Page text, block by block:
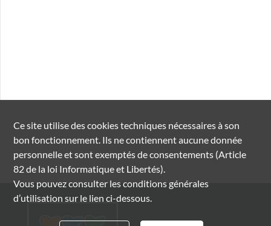
Ce site utilise descookiestechniques nécessaires à son
bon fonctionnement. Ils ne contiennent aucune donnée
personnelle et sont exemptés de consentements (Article
82 de la loi Informatique et Libertés).
Vous pouvez consulter les conditions générales
d’utilisation sur le lien ci-dessous.